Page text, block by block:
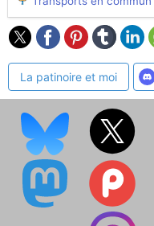
La patinoire et moi